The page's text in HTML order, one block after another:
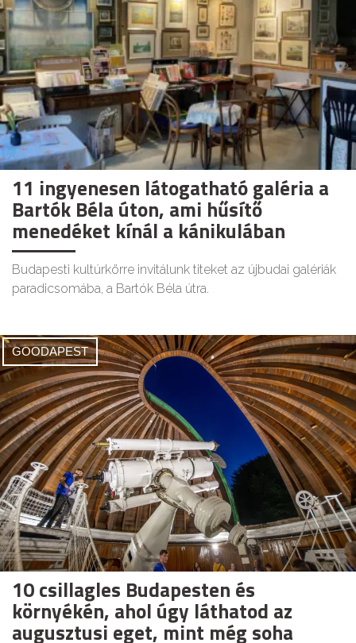
11 ingyenesen látogatható galéria a
Bartók Béla úton, ami hűsítő
menedéket kínál a kánikulában
Budapesti kultúrkörre invitálunk titeket az újbudai galériák
paradicsomába, a Bartók Béla útra.
GOODAPEST
10 csillagles Budapesten és
környékén, ahol úgy láthatod az
augusztusi eget, mint még soha